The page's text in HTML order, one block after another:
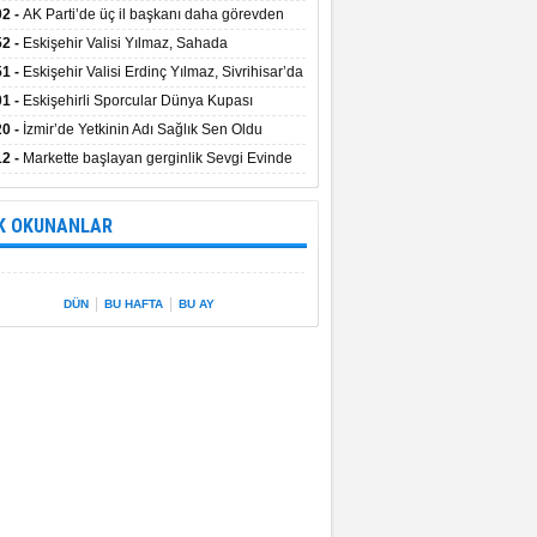
- AK Parti’de üç il başkanı daha görevden
- Eskişehir Valisi Yılmaz, Sahada
Bulundu
- Eskişehir Valisi Erdinç Yılmaz, Sivrihisar’da
- Eskişehirli Sporcular Dünya Kupası
Vali Yılmaz’la Paylaştı
- İzmir’de Yetkinin Adı Sağlık Sen Oldu
- Markette başlayan gerginlik Sevgi Evinde
OKUNANLAR
DÜN BU HAFTA BU AY